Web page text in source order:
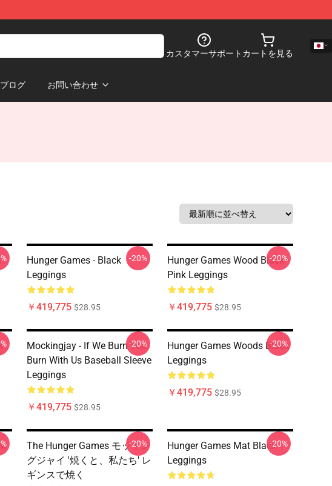
カスタマーサポート カートを見る
ブログ お問い合わせ
Hunger Games - Black
Leggings
￥419,775 $28.95
-20%
Hunger Games Wood Black
Pink Leggings
￥419,775 $28.95
-20%
Mockingjay - If We Burn You
Burn With Us Baseball Sleeve
Leggings
￥419,775 $28.95
-20%
Hunger Games Woods Black
Leggings
￥419,775 $28.95
-20%
The Hunger Games モッキン
グジャイ '焼くと、私たち' レ
ギンスで焼く
-20%
Hunger Games Mat Black
Leggings
-20%